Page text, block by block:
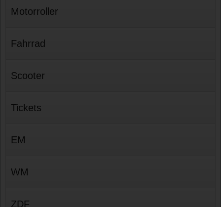
Motorroller
Fahrrad
Scooter
Tickets
EM
WM
ZDF